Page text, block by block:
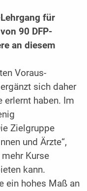
für
90 DFP-
an diesem
Voraus­
sich daher
haben. Im
Zielgruppe
und Ärzte“,
Kurse
kann.
ein hohes Maß an